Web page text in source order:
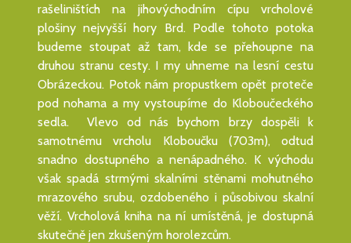
rašeliništích na jihovýchodním cípu vrcholové
plošiny nejvyšší hory Brd. Podle tohoto potoka
budeme stoupat až tam, kde se přehoupne na
druhou stranu cesty. I my uhneme na lesní cestu
Obrázeckou. Potok nám propustkem opět proteče
pod nohama a my vystoupíme do Kloboučeckého
sedla. Vlevo od nás bychom brzy dospěli k
samotnému vrcholu Kloboučku (703m), odtud
snadno dostupného a nenápadného. K východu
však spadá strmými skalními stěnami mohutného
mrazového srubu, ozdobeného i působivou skalní
věží. Vrcholová kniha na ní umístěná, je dostupná
skutečně jen zkušeným horolezcům.